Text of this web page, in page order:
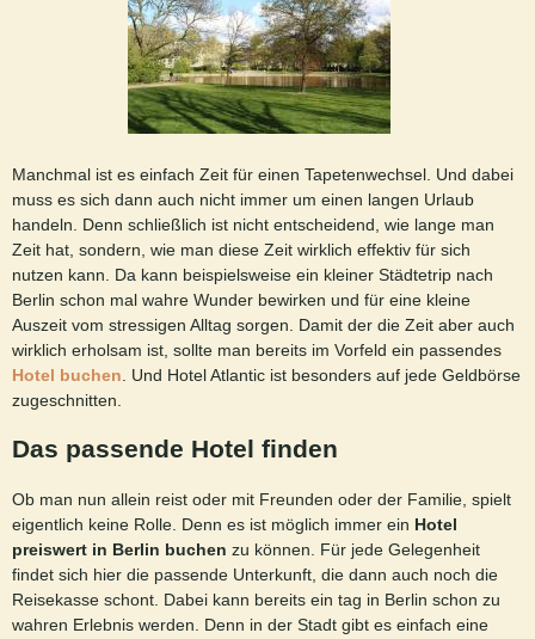
Manchmal ist es einfach Zeit für einen Tapetenwechsel. Und dabei
muss es sich dann auch nicht immer um einen langen Urlaub
handeln. Denn schließlich ist nicht entscheidend, wie lange man
Zeit hat, sondern, wie man diese Zeit wirklich effektiv für sich
nutzen kann. Da kann beispielsweise ein kleiner Städtetrip nach
Berlin schon mal wahre Wunder bewirken und für eine kleine
Auszeit vom stressigen Alltag sorgen. Damit der die Zeit aber auch
wirklich erholsam ist, sollte man bereits im Vorfeld ein passendes
Hotel buchen . Und Hotel Atlantic ist besonders auf jede Geldbörse
zugeschnitten.
Das passende Hotel finden
Ob man nun allein reist oder mit Freunden oder der Familie, spielt
eigentlich keine Rolle. Denn es ist möglich immer ein Hotel
preiswert in Berlin buchen zu können. Für jede Gelegenheit
findet sich hier die passende Unterkunft, die dann auch noch die
Reisekasse schont. Dabei kann bereits ein tag in Berlin schon zu
wahren Erlebnis werden. Denn in der Stadt gibt es einfach eine